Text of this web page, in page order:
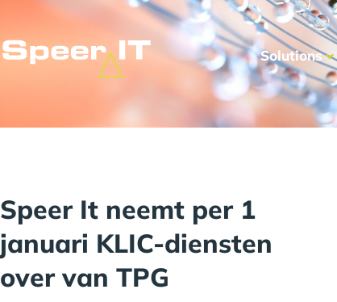
Solutions
Speer It neemt per 1
januari KLIC-diensten
over van TPG